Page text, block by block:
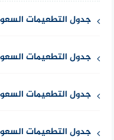
جدول التطعيمات السعودي
جدول التطعيمات السعودي
جدول التطعيمات السعودي
جدول التطعيمات السعودي